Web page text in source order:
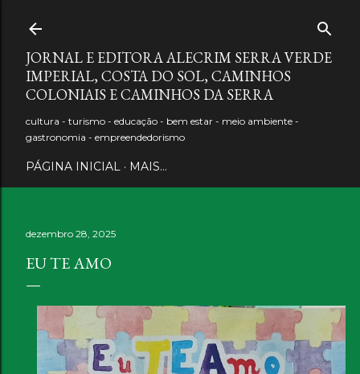
JORNAL E EDITORA ALECRIM SERRA VERDE
IMPERIAL, COSTA DO SOL, CAMINHOS
COLONIAIS E CAMINHOS DA SERRA
cultura - turismo - educação - bem estar - meio ambiente -
gastronomia - empreendedorismo
PÁGINA INICIAL MAIS…
dezembro 28, 2025
EU TE AMO